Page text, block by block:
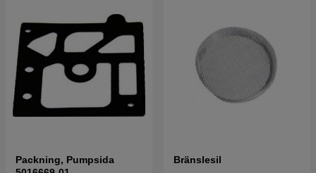
Packning, Pumpsida
Bränslesil